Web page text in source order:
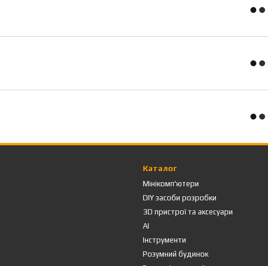
Каталог
Мінікомп'ютери
DIY засоби розробки
3D пристрої та аксесуари
AI
Інструменти
Розумний будинок